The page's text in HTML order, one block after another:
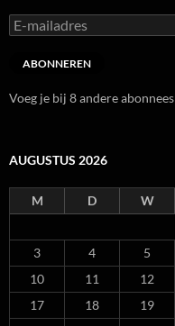
E-
mailadres
ABONNEREN
Voeg je bij 8 andere abonnees
AUGUSTUS 2026
M D W
3
4 5
10
11 12
17
18 19